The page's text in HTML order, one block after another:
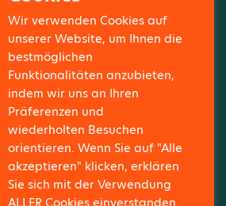
Wir verwenden Cookies auf
unserer Website, um Ihnen die
bestmöglichen
Funktionalitäten anzubieten,
indem wir uns an Ihren
Präferenzen und
wiederholten Besuchen
orientieren. Wenn Sie auf "Alle
akzeptieren" klicken, erklären
Sie sich mit der Verwendung
ALLER Cookies einverstanden.